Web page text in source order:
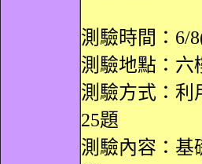
測驗時間：6/
測驗地點：六
測驗方式：利
25題
測驗內容：基